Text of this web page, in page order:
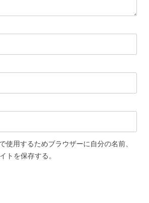
使用するためブラウザーに自分の名前、
トを保存する。